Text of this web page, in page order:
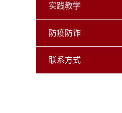
实践教学
防疫防诈
联系方式